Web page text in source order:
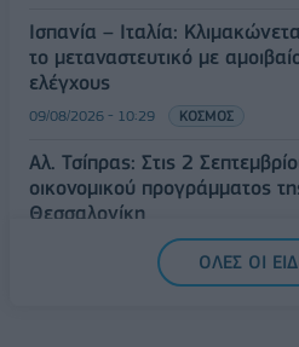
Ισπανία – Ιταλία:
το μεταναστευτικό με
ελέγχους
09/08/2026 - 10:29 ΚΟΣΜΟΣ
Αλ. Τσίπρας: Στις 2
οικονομικού προγράμματος
Θεσσαλονίκη
ΠΟΛΙΤΙΚΗ
Κορυφώνεται η έξοδος του
ΟΛΕΣ ΟΙ